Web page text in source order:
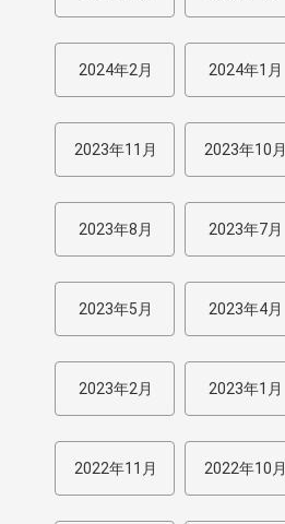
2024年2月 2024年1月
2023年11月 2023年10月
2023年8月 2023年7月
2023年5月 2023年4月
2023年2月 2023年1月
2022年11月 2022年10月